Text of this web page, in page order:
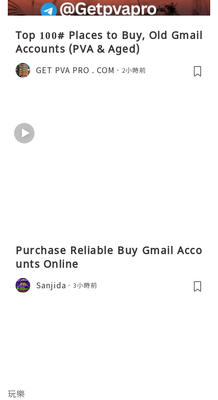
Top 100# Places to Buy, Old Gmail
Accounts (PVA & Aged)
GET PVA PRO . COM 2小時前
Purchase Reliable Buy Gmail Acco
unts Online
Sanjida 3小時前
玩樂